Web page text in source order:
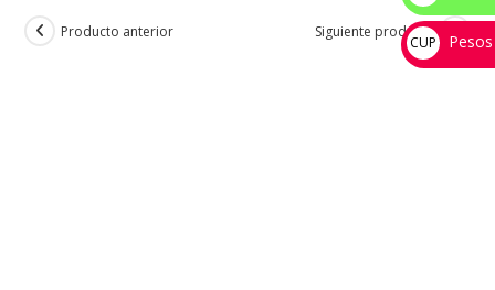
Producto anterior Siguiente producto
$
CUP
💰
Pesos